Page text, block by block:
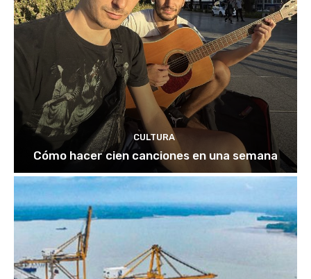
CULTURA
Cómo hacer cien canciones en una semana